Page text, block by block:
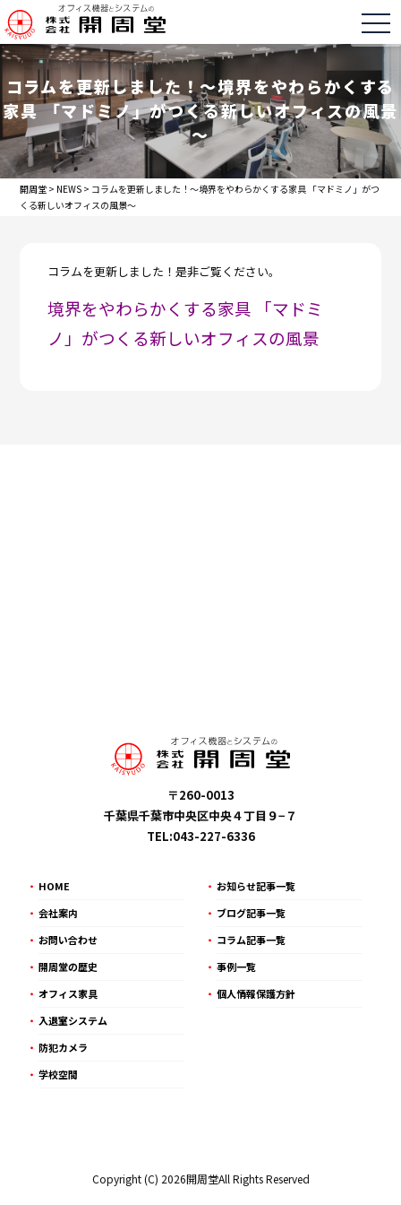
コラムを更新しました！～境界をやわらかくする
家具 「マドミノ」がつくる新しいオフィスの風景
～
開周堂 > NEWS > コラムを更新しました！～境界をやわらかくする家具 「マドミノ」がつ
くる新しいオフィスの風景～
コラムを更新しました！是非ご覧ください。
境界をやわらかくする家具 「マドミ
ノ」がつくる新しいオフィスの風景
〒260-0013
千葉県千葉市中央区中央４丁目９−７
TEL:043-227-6336
HOME
会社案内
お問い合わせ
開周堂の歴史
オフィス家具
入退室システム
防犯カメラ
学校空間
お知らせ記事一覧
ブログ記事一覧
コラム記事一覧
事例一覧
個人情報保護方針
Copyright (C) 2026開周堂All Rights Reserved